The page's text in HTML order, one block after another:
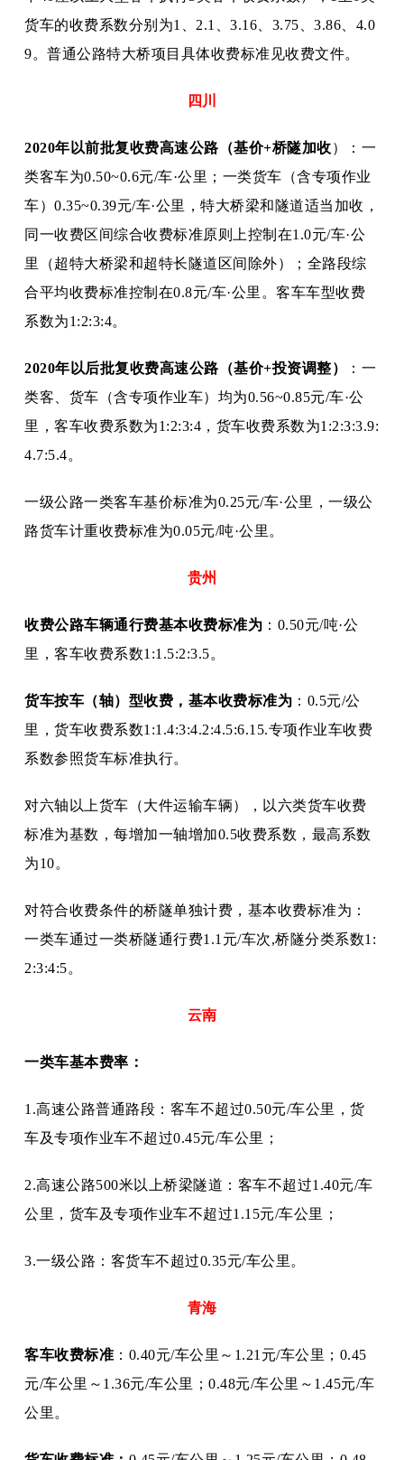
货车的收费系数分别为1、2.1、3.16、3.75、3.86、4.0
9。普通公路特大桥项目具体收费标准见收费文件。
四川
2020年以前批复收费高速公路（基价+桥隧加收）：一
类客车为0.50~0.6元/车·公里；一类货车（含专项作业
车）0.35~0.39元/车·公里，特大桥梁和隧道适当加收，
同一收费区间综合收费标准原则上控制在1.0元/车·公
里（超特大桥梁和超特长隧道区间除外）；全路段综
合平均收费标准控制在0.8元/车·公里。客车车型收费
系数为1:2:3:4。
2020年以后批复收费高速公路（基价+投资调整）
：一
类客、货车（含专项作业车）均为0.56~0.85元/车·公
里，客车收费系数为1:2:3:4，货车收费系数为1:2:3:3.9:
4.7:5.4。
一级公路一类客车基价标准为0.25元/车·公里，一级公
路货车计重收费标准为0.05元/吨·公里。
贵州
收费公路车辆通行费基本收费标准为 ： 0.50元/吨·公
里，客车收费系数1:1.5:2:3.5。
货车按车（轴）型收费，基本收费标准为 ： 0.5元/公
里，货车收费系数1:1.4:3:4.2:4.5:6.15.专项作业车收费
系数参照货车标准执行。
对六轴以上货车（大件运输车辆），以六类货车收费
标准为基数，每增加一轴增加0.5收费系数，最高系数
为10。
对符合收费条件的桥隧单独计费，基本收费标准为：
一类车通过一类桥隧通行费1.1元/车次,桥隧分类系数1:
2:3:4:5。
云南
一类车基本费率：
1.高速公路普通路段：客车不超过0.50元/车公里，货
车及专项作业车不超过0.45元/车公里；
2.高速公路500米以上桥梁隧道：客车不超过1.40元/车
公里，货车及专项作业车不超过1.15元/车公里；
3.一级公路：客货车不超过0.35元/车公里。
青海
客车收费标准 ： 0.40元/车公里～1.21元/车公里；0.45
元/车公里～1.36元/车公里；0.48元/车公里～1.45元/车
公里。